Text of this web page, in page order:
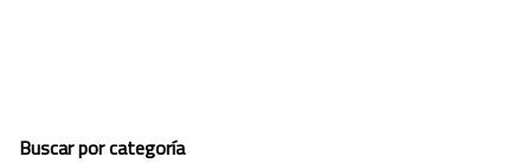
Buscar por categoría